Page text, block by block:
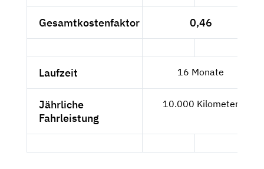
Gesamtkostenfaktor 0,46
Laufzeit 16 Monate
Jährliche
Fahrleistung
10.000 Kilometer